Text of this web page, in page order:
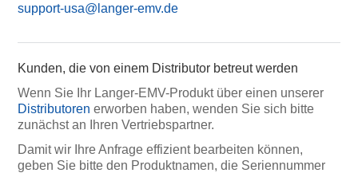
support-usa@langer-emv.de
Kunden, die von einem Distributor betreut werden
Wenn Sie Ihr Langer-EMV-Produkt über einen unserer
Distributoren erworben haben, wenden Sie sich bitte
zunächst an Ihren Vertriebspartner.
Damit wir Ihre Anfrage effizient bearbeiten können,
geben Sie bitte den Produktnamen, die Seriennummer